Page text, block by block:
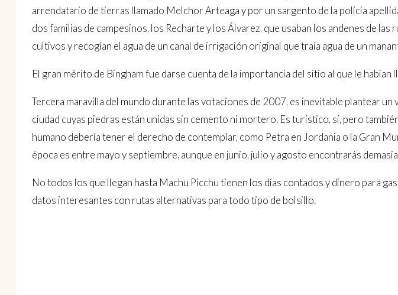
arrendatario de tierras llamado Melchor Arteaga y por un sargento de la policía
dos familias de campesinos, los Recharte y los Álvarez, que usaban los andenes de las
cultivos y recogían el agua de un canal de irrigación original que traía agua de un
El gran mérito de Bingham fue darse cuenta de la importancia del sitio al que le habían
Tercera maravilla del mundo durante las votaciones de 2007, es inevitable plantear un
ciudad cuyas piedras están unidas sin cemento ni mortero. Es turístico, sí, pero
humano debería tener el derecho de contemplar, como Petra en Jordania o la Gran
época es entre mayo y septiembre, aunque en junio, julio y agosto encontrarás
No todos los que llegan hasta Machu Picchu tienen los días contados y dinero para
datos interesantes con rutas alternativas para todo tipo de bolsillo.